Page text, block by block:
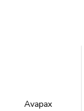
Avapax